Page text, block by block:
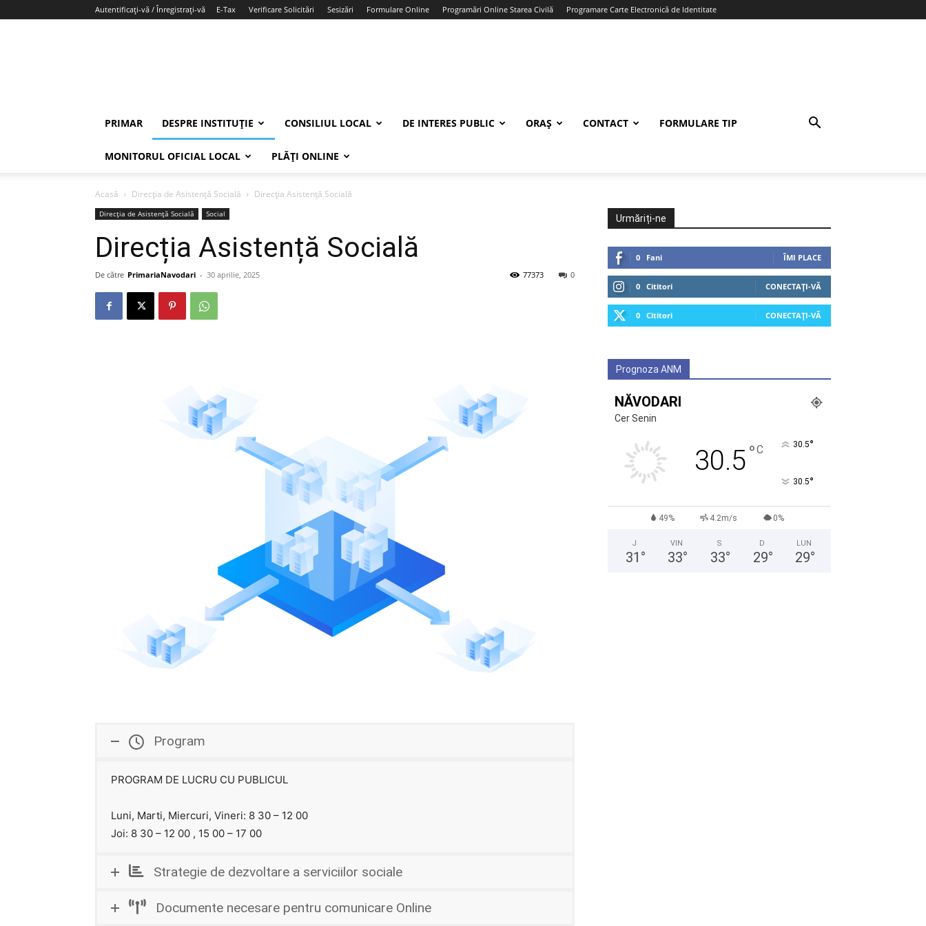
Autentificați-vă / Înregistrați-vă E-Tax Verificare Solicitări Sesizări Formulare Online Programări Online Starea Civilă Programare Carte Electronică de Identitate
PRIMAR DESPRE INSTITUȚIE CONSILIUL LOCAL DE INTERES PUBLIC ORAȘ CONTACT FORMULARE TIP
MONITORUL OFICIAL LOCAL PLĂȚI ONLINE
Acasă Direcția de Asistență Socială Direcția Asistență Socială
Direcția de Asistență Socială Social
Direcția Asistență Socială
De către PrimariaNavodari - 30 aprilie, 2025 0
77373
Program
PROGRAM DE LUCRU CU PUBLICUL
Luni, Marti, Miercuri, Vineri: 8 30 – 12 00
Joi: 8 30 – 12 00 , 15 00 – 17 00
Strategie de dezvoltare a serviciilor sociale
Documente necesare pentru comunicare Online
Urmăriți-ne
0 Fani ÎMI PLACE
0 Cititori CONECTAȚI-VĂ
0 Cititori CONECTAȚI-VĂ
Prognoza ANM
NĂVODARI
Cer Senin
30.5°C 30.5°
30.5°
49% 4.2m/s 0%
J
31 °
VIN
33°
S
33°
D
29°
LUN
29°